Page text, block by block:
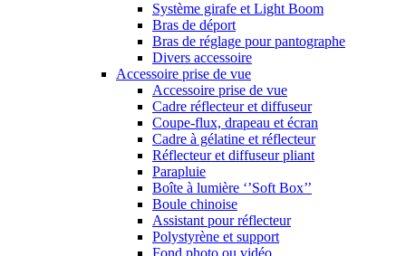
Système girafe et Light Boom
Bras de déport
Bras de réglage pour pantographe
Divers accessoire
Accessoire prise de vue
Accessoire prise de vue
Cadre réflecteur et diffuseur
Coupe-flux, drapeau et écran
Cadre à gélatine et réflecteur
Réflecteur et diffuseur pliant
Parapluie
Boîte à lumière ‘’Soft Box’’
Boule chinoise
Assistant pour réflecteur
Polystyrène et support
Fond photo ou vidéo